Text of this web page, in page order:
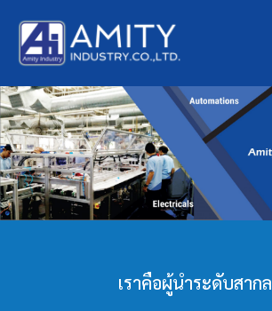
เราคือผู้นำระดับสากล